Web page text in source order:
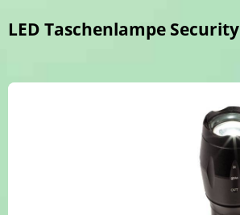
LED Taschenlampe Security